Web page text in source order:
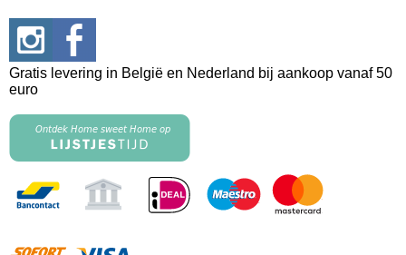
Gratis levering in België en Nederland bij aankoop vanaf 50
euro